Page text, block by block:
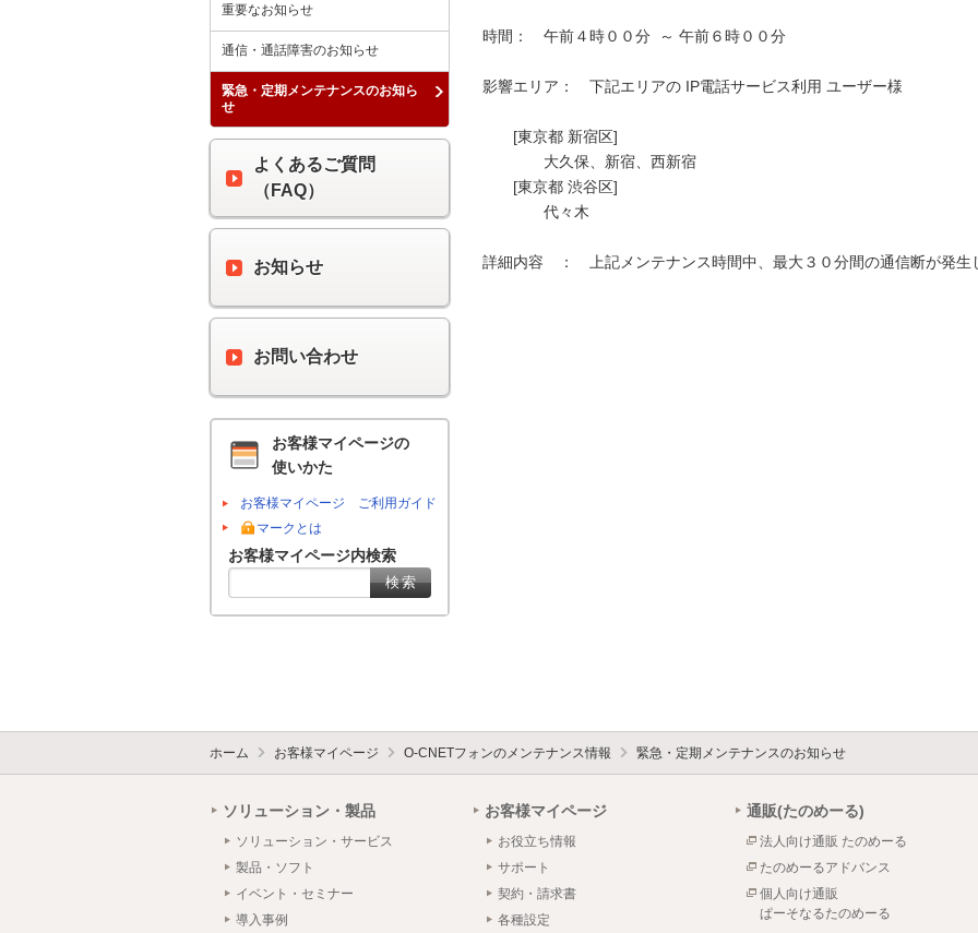
時間：　午前４時００分  ～ 午前６時００分
影響エリア：　下記エリアの IP電話サービス利用 ユーザー様
[東京都 新宿区]
大久保、新宿、西新宿
[東京都 渋谷区]
代々木
詳細内容　：　上記メンテナンス時間中、最大３０分間の通信断が発生
重要なお知らせ
通信・通話障害のお知らせ
緊急・定期メンテナンスのお知ら
せ
よくあるご質問
（FAQ）
お知らせ
お問い合わせ
お客様マイページの
使いかた
お客様マイページ ご利用ガイド
マークとは
お客様マイページ内検索
ホーム お客様マイページ O-CNETフォンのメンテナンス情報 緊急・定期メンテナンスのお知らせ
ソリューション・製品
ソリューション・サービス
製品・ソフト
イベント・セミナー
導入事例
お客様マイページ
お役立ち情報
サポート
契約・請求書
各種設定
通販(たのめーる)
法人向け通販 たのめーる
たのめーるアドバンス
個人向け通販
ぱーそなるたのめーる